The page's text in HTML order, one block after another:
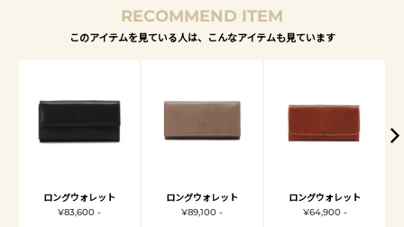
RECOMMEND ITEM
このアイテムを見ている人は、こんなアイテムも見ています
ロングウォレット
¥83,600 -
ロングウォレット
¥89,100 -
ロングウォレット
¥64,900 -